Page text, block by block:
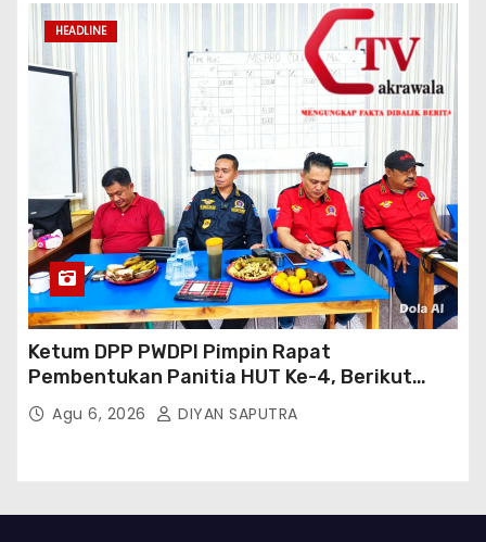
HEADLINE
Ketum DPP PWDPI Pimpin Rapat
Pembentukan Panitia HUT Ke-4, Berikut
Susunan Dan Rangkaian Kegiatannya
Agu 6, 2026 DIYAN SAPUTRA